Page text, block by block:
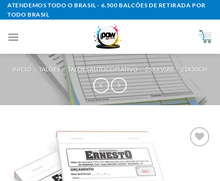
Skip
to
ATENDEMOS TODO O BRASIL - 6.500 BALCÕES DE RETIRADA POR
TODO BRASIL
INÍCIO / TALÕES / TALÕES AUTOCOPIATIVO / 25X4 VIAS / 21X30CM